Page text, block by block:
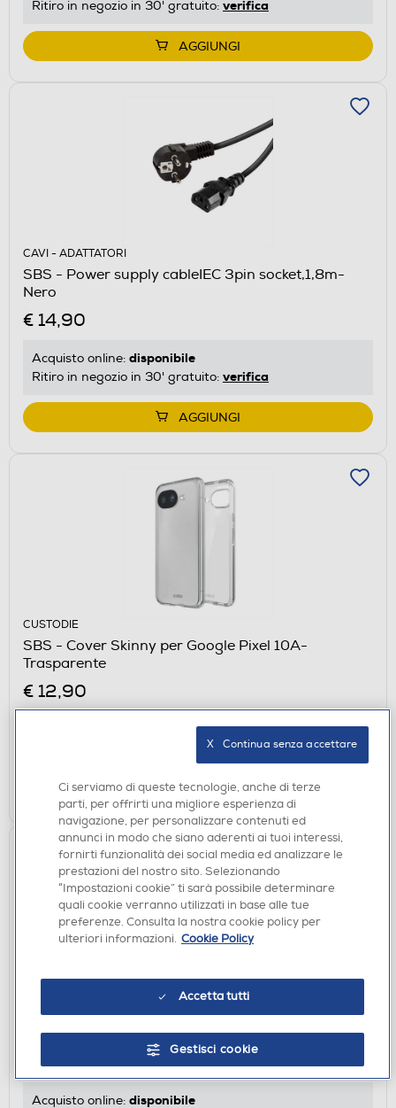
Ritiro in negozio in 30' gratuito: verifica
AGGIUNGI
CAVI - ADATTATORI
SBS - Power supply cableIEC 3pin socket,1,8m-
Nero
€ 14,90
Acquisto online: disponibile
Ritiro in negozio in 30' gratuito: verifica
AGGIUNGI
CUSTODIE
SBS - Cover Skinny per Google Pixel 10A-
Trasparente
€ 12,90
Ritiro in negozio in 30' gratuito: verifica
AGGIUNGI
SBS - Cover Skinny per Honor 400 Pro-
Trasparente
€ 12,90
Acquisto online: disponibile
Ci serviamo di queste tecnologie, anche di terze
parti, per offrirti una migliore esperienza di
navigazione, per personalizzare contenuti ed
annunci in modo che siano aderenti ai tuoi interessi,
fornirti funzionalità dei social media ed analizzare le
prestazioni del nostro sito. Selezionando
“Impostazioni cookie” ti sarà possibile determinare
quali cookie verranno utilizzati in base alle tue
preferenze. Consulta la nostra cookie policy per
ulteriori informazioni. Cookie Policy
Accetta tutti
Gestisci cookie
X   Continua senza accettare